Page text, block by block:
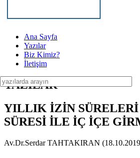
Ana Sayfa
Yazılar
Biz Kimiz?
İletişim
YAZILAR
YILLIK İZİN
SÜRESİ İLE İÇ İÇE
Av.Dr.Serdar TAHTAKIRAN